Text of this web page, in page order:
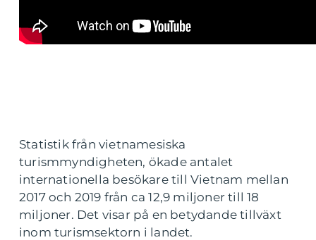
Statistik från vietnamesiska
turismmyndigheten, ökade antalet
internationella besökare till Vietnam mellan
2017 och 2019 från ca 12,9 miljoner till 18
miljoner. Det visar på en betydande tillväxt
inom turismsektorn i landet.